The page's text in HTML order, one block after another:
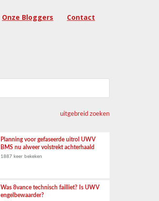
Onze Bloggers Contact
uitgebreid zoeken
Planning voor gefaseerde uitrol UWV
BMS nu alweer volstrekt achterhaald
1887 keer bekeken
Was 8vance technisch failliet? Is UWV
engelbewaarder?